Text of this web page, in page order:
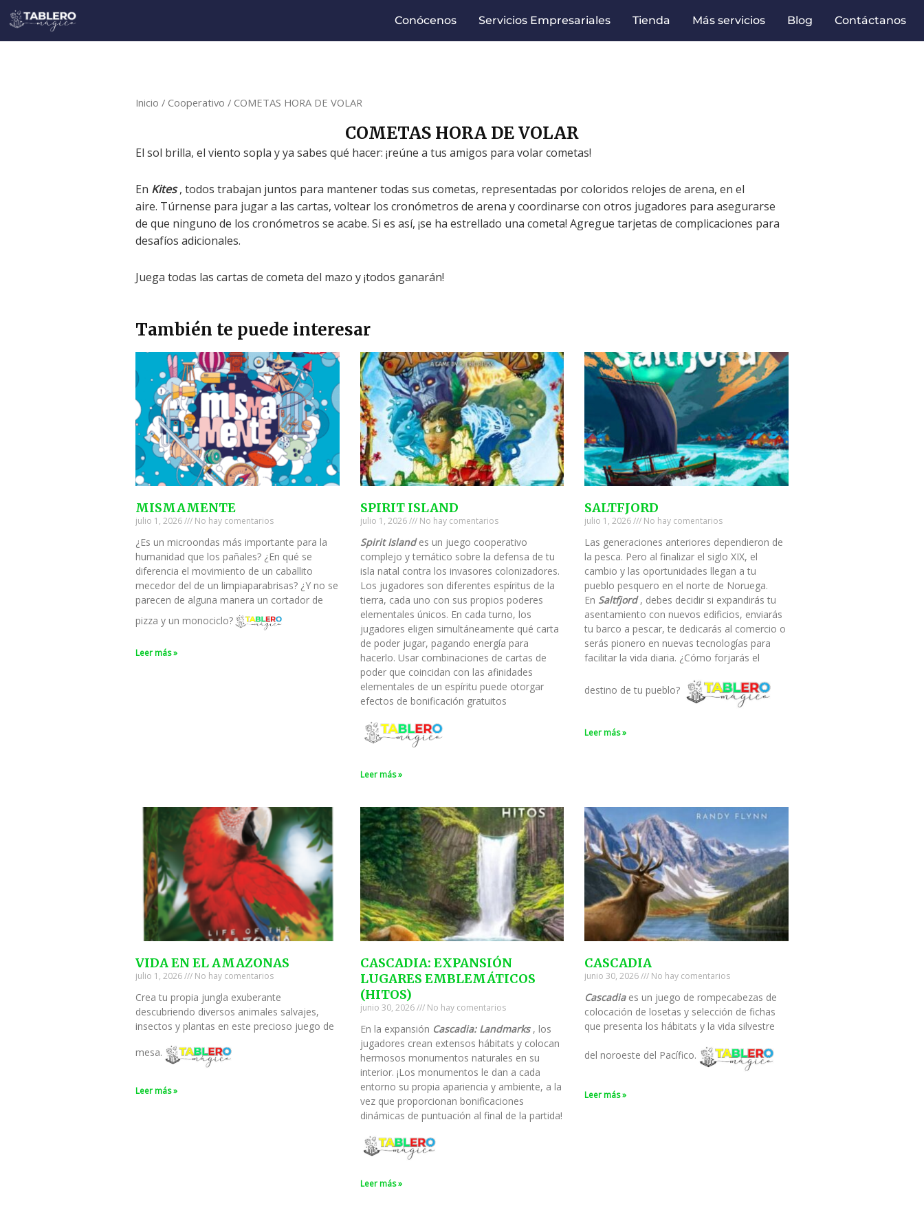
contenido
Conócenos Servicios Empresariales Tienda Más servicios Blog Contáctanos
Inicio / Cooperativo / COMETAS HORA DE VOLAR
COMETAS HORA DE VOLAR
El sol brilla, el viento sopla y ya sabes qué hacer: ¡reúne a tus amigos para volar cometas!
En Kites, todos trabajan juntos para mantener todas sus cometas, representadas por coloridos relojes de arena, en el
aire. Túrnense para jugar a las cartas, voltear los cronómetros de arena y coordinarse con otros jugadores para asegurarse
de que ninguno de los cronómetros se acabe. Si es así, ¡se ha estrellado una cometa! Agregue tarjetas de complicaciones para
desafíos adicionales.
Juega todas las cartas de cometa del mazo y ¡todos ganarán!
También te puede interesar
MISMAMENTE
julio 1, 2026 No hay comentarios
¿Es un microondas más importante para la
humanidad que los pañales? ¿En qué se
diferencia el movimiento de un caballito
mecedor del de un limpiaparabrisas? ¿Y no se
parecen de alguna manera un cortador de
pizza y un monociclo?
Leer más »
SPIRIT ISLAND
julio 1, 2026 No hay comentarios
Spirit Islandes un juego cooperativo
complejo y temático sobre la defensa de tu
isla natal contra los invasores colonizadores.
Los jugadores son diferentes espíritus de la
tierra, cada uno con sus propios poderes
elementales únicos. En cada turno, los
jugadores eligen simultáneamente qué carta
de poder jugar, pagando energía para
hacerlo. Usar combinaciones de cartas de
poder que coincidan con las afinidades
elementales de un espíritu puede otorgar
efectos de bonificación gratuitos
Leer más »
SALTFJORD
julio 1, 2026 No hay comentarios
Las generaciones anteriores dependieron de
la pesca. Pero al finalizar el siglo XIX, el
cambio y las oportunidades llegan a tu
pueblo pesquero en el norte de Noruega.
En Saltfjord, debes decidir si expandirás tu
asentamiento con nuevos edificios, enviarás
tu barco a pescar, te dedicarás al comercio o
serás pionero en nuevas tecnologías para
facilitar la vida diaria. ¿Cómo forjarás el
destino de tu pueblo?
Leer más »
VIDA EN EL AMAZONAS
julio 1, 2026 No hay comentarios
Crea tu propia jungla exuberante
descubriendo diversos animales salvajes,
insectos y plantas en este precioso juego de
mesa.
Leer más »
CASCADIA: EXPANSIÓN
LUGARES EMBLEMÁTICOS
(HITOS)
junio 30, 2026 No hay comentarios
En la expansión Cascadia: Landmarks, los
jugadores crean extensos hábitats y colocan
hermosos monumentos naturales en su
interior. ¡Los monumentos le dan a cada
entorno su propia apariencia y ambiente, a la
vez que proporcionan bonificaciones
dinámicas de puntuación al final de la partida!
Leer más »
CASCADIA
junio 30, 2026 No hay comentarios
Cascadiaes un juego de rompecabezas de
colocación de losetas y selección de fichas
que presenta los hábitats y la vida silvestre
del noroeste del Pacífico.
Leer más »